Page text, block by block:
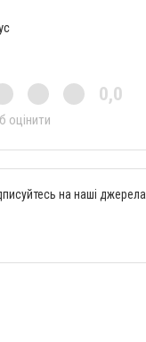
0,0
оцінити
на наші джерела